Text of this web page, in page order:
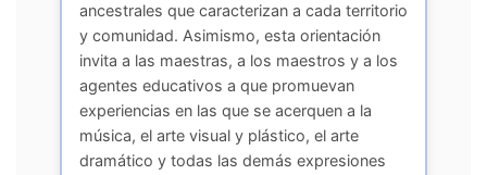
ancestrales que caracterizan a cada territorio
y comunidad. Asimismo, esta orientación
invita a las maestras, a los maestros y a los
agentes educativos a que promuevan
experiencias en las que se acerquen a la
música, el arte visual y plástico, el arte
dramático y todas las demás expresiones